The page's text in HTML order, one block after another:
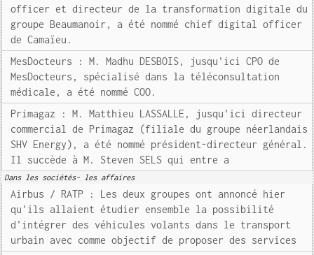
officer et directeur de la transformation digitale du
groupe Beaumanoir, a été nommé chief digital officer
de Camaïeu.
MesDocteurs : M. Madhu DESBOIS, jusqu'ici CPO de
MesDocteurs, spécialisé dans la téléconsultation
médicale, a été nommé COO.
Primagaz : M. Matthieu LASSALLE, jusqu'ici directeur
commercial de Primagaz (filiale du groupe néerlandais
SHV Energy), a été nommé président-directeur général.
Il succède à M. Steven SELS qui entre a
Dans les sociétés- les affaires
Airbus / RATP : Les deux groupes ont annoncé hier
qu'ils allaient étudier ensemble la possibilité
d'intégrer des véhicules volants dans le transport
urbain avec comme objectif de proposer des services